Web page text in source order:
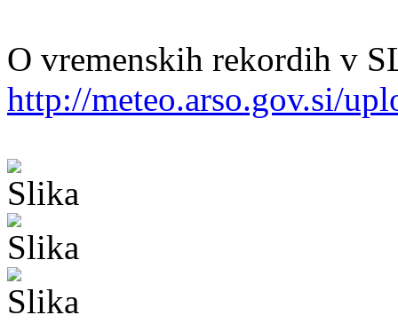
O vremenskih rekordih v
http://meteo.arso.gov.si/